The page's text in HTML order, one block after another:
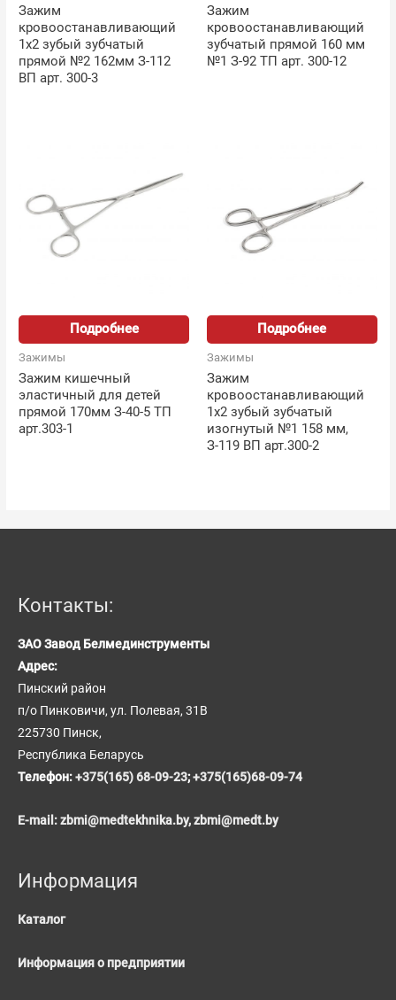
Зажим
кровоостанавливающий
1х2 зубый зубчатый
прямой №2 162мм З-112
ВП арт. 300-3
Зажим
кровоостанавливающий
зубчатый прямой 160 мм
№1 З-92 ТП арт. 300-12
Подробнее
Зажимы
Зажим кишечный
эластичный для детей
прямой 170мм З-40-5 ТП
арт.303-1
Подробнее
Зажимы
Зажим
кровоостанавливающий
1х2 зубый зубчатый
изогнутый №1 158 мм,
З-119 ВП арт.300-2
Контакты:
ЗАО Завод Белмединструменты
Адрес:
Пинский район
п/о Пинковичи, ул. Полевая, 31В
225730 Пинск,
Республика Беларусь
Телефон:+375(165) 68-09-23;+375(165)68-09-74
E-mail:zbmi@medtekhnika.by,zbmi@medt.by
Информация
Каталог
Информация о предприятии